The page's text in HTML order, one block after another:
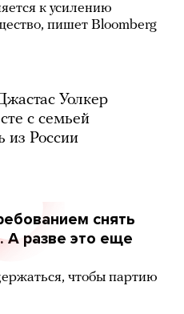
к усилению
пишет Bloomberg
Уолкер
с семьей
из России
снять
А разве это еще
чтобы партию